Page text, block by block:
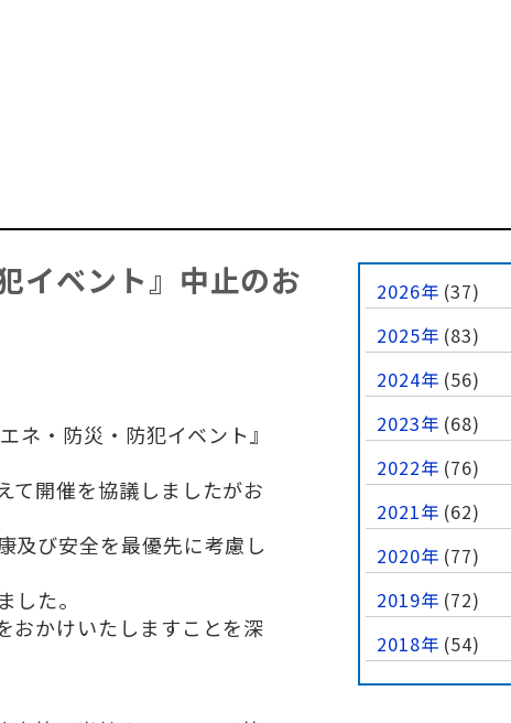
イベント』中止のお
ネ・防災・防犯イベント』
て開催を協議しましたがお
及び安全を最優先に考慮し
た。
おかけいたしますことを深
2026年 (37)
2025年 (83)
2024年 (56)
2023年 (68)
2022年 (76)
2021年 (62)
2020年 (77)
2019年 (72)
2018年 (54)